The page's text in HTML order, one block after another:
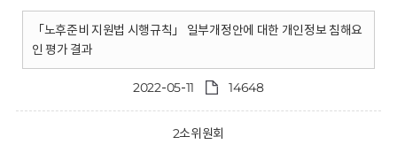
「노후준비 지원법 시행규칙」 일부개정안에 대한 개인정보 침해요
인 평가 결과
2022-05-11 14648
2소위원회